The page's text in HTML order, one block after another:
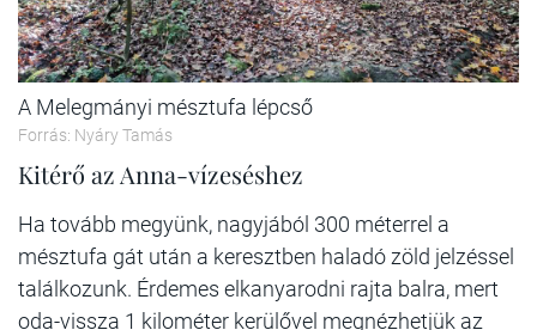
A Melegmányi mésztufa lépcső
Forrás: Nyáry Tamás
Kitérő az Anna-vízeséshez
Ha tovább megyünk, nagyjából 300 méterrel a
mésztufa gát után a keresztben haladó zöld jelzéssel
találkozunk. Érdemes elkanyarodni rajta balra, mert
oda-vissza 1 kilométer kerülővel megnézhetjük az